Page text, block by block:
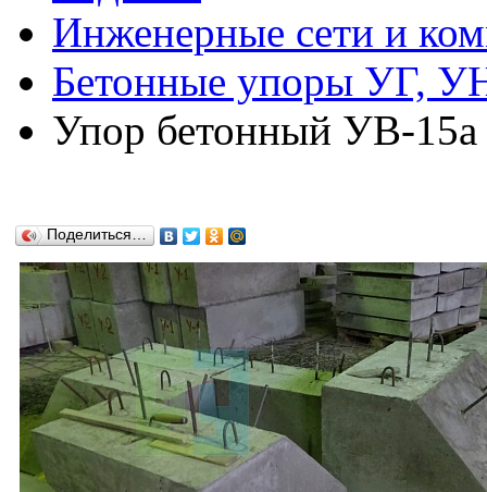
Инженерные сети и
Бетонные упоры УГ,
Упор бетонный УВ-15а
Поделиться…